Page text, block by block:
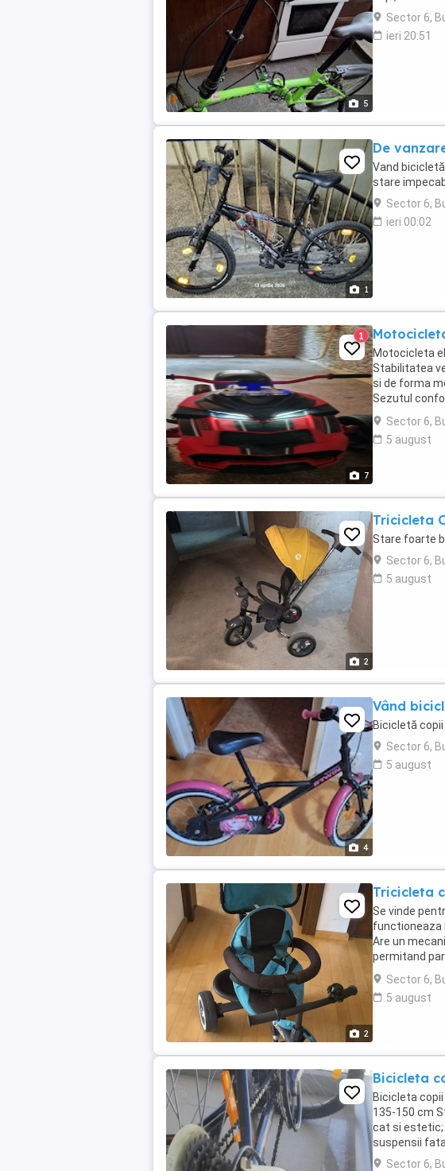
5
Sector 6,
ieri 20:51
1
De
Vand
stare
Sector 6,
ieri 00:02
7
1
Motocicleta
Stabilitatea
si de forma
Sezutul
Caracteristici:
Sector 6,
5 august
2
Tricicleta
Stare foarte
Sector 6,
5 august
4
Vând
Bicicletă
Sector 6,
5 august
2
Tricicleta
Se vinde
functioneaza
Are un
permitand
este necesar.
Sector 6,
5 august
Bicicleta
Bicicleta
135-150 cm
cat si estetic;
suspensii
Sector 6,